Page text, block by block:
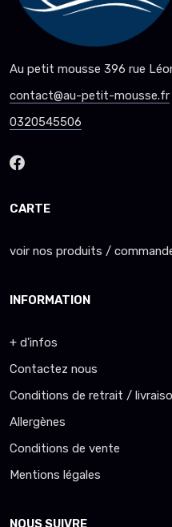
Au petit mousse 396 rue
contact@au-petit-mousse.fr
0320545506
CARTE
voir nos produits /
INFORMATION
+ d'infos
Contactez nous
Conditions de retrait /
Allergènes
Conditions de vente
Mentions légales
NOUS SUIVRE